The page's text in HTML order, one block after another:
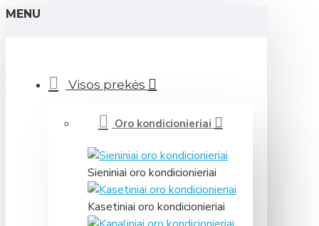
MENU
Visos prekės
Oro kondicionieriai
Sieniniai oro kondicionieriai
Kasetiniai oro kondicionieriai